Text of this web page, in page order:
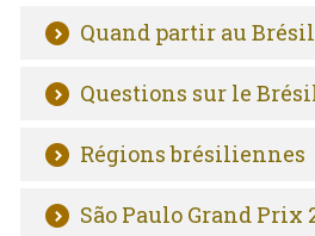
Quand partir au Brésil
Questions sur le
Régions brésiliennes
São Paulo Grand Prix